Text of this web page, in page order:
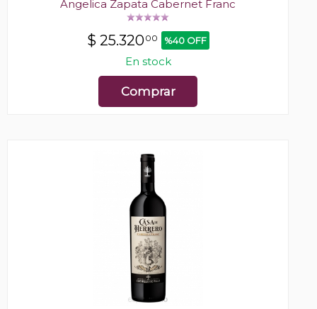
Angelica Zapata Cabernet Franc
$ 25.32000 %40 OFF
En stock
Comprar